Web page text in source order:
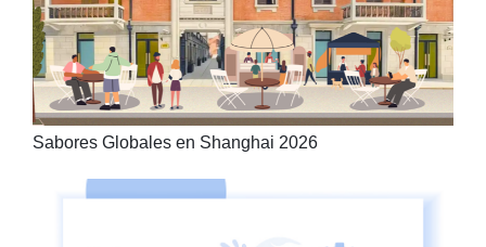
Sabores Globales en Shanghai 2026